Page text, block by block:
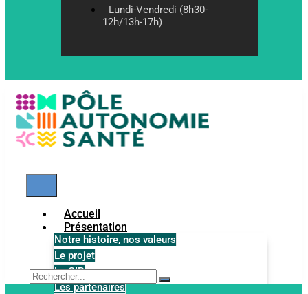
Lundi-Vendredi (8h30-
12h/13h-17h)
Accueil
Présentation
Notre histoire, nos valeurs
Le projet
Le GIP
Les partenaires